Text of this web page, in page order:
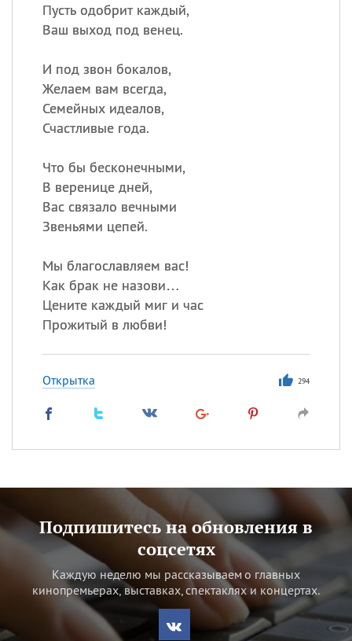
Пусть одобрит каждый,
Ваш выход под венец.
И под звон бокалов,
Желаем вам всегда,
Семейных идеалов,
Счастливые года.
Что бы бесконечными,
В веренице дней,
Вас связало вечными
Звеньями цепей.
Мы благославляем вас!
Как брак не назови…
Цените каждый миг и час
Прожитый в любви!
Открытка 294
Подпишитесь на обновления в
соцсетях
Каждую неделю мы рассказываем о главных
кинопремьерах, выставках, спектаклях и концертах.